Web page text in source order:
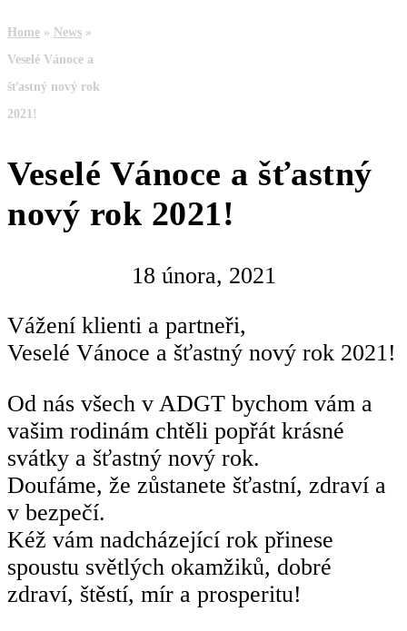
Home » News »
Veselé Vánoce a
šťastný nový rok
2021!
Veselé Vánoce a šťastný
nový rok 2021!
18 února, 2021
Vážení klienti a partneři,
Veselé Vánoce a šťastný nový rok 2021!
Od nás všech v ADGT bychom vám a
vašim rodinám chtěli popřát krásné
svátky a šťastný nový rok.
Doufáme, že zůstanete šťastní, zdraví a
v bezpečí.
Kéž vám nadcházející rok přinese
spoustu světlých okamžiků, dobré
zdraví, štěstí, mír a prosperitu!